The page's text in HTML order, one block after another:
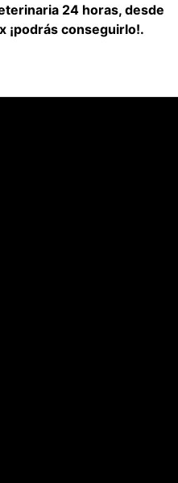
24 horas, desde
¡podrás conseguirlo!.